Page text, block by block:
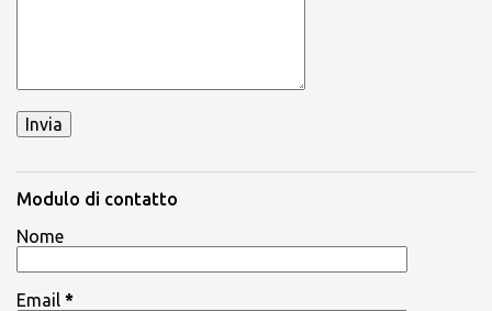
Modulo di contatto
Nome
Email *